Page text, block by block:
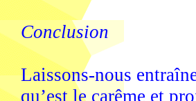
Conclusion
Laissons-nous
qu’est le carême et